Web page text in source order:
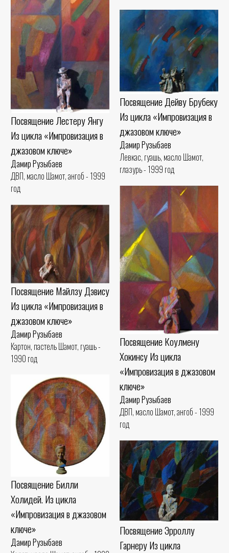
Посвящение Лестеру Янгу
Из цикла «Импровизация в
джазовом ключе»
Дамир Рузыбаев
ДВП, масло Шамот, ангоб - 1999
год
Посвящение Дейву Брубеку
Из цикла «Импровизация в
джазовом ключе»
Дамир Рузыбаев
Левкас, гуашь, масло Шамот,
глазурь - 1999 год
Посвящение Коулмену
Хокинсу Из цикла
«Импровизация в джазовом
ключе»
Дамир Рузыбаев
ДВП, масло Шамот, ангоб - 1999
год
Посвящение Майлзу Дэвису
Из цикла «Импровизация в
джазовом ключе»
Дамир Рузыбаев
Картон, пастель Шамот, гуашь -
1990 год
Посвящение Билли
Холидей. Из цикла
«Импровизация в джазовом
ключе»
Дамир Рузыбаев
Посвящение Эрроллу
Гарнеру Из цикла